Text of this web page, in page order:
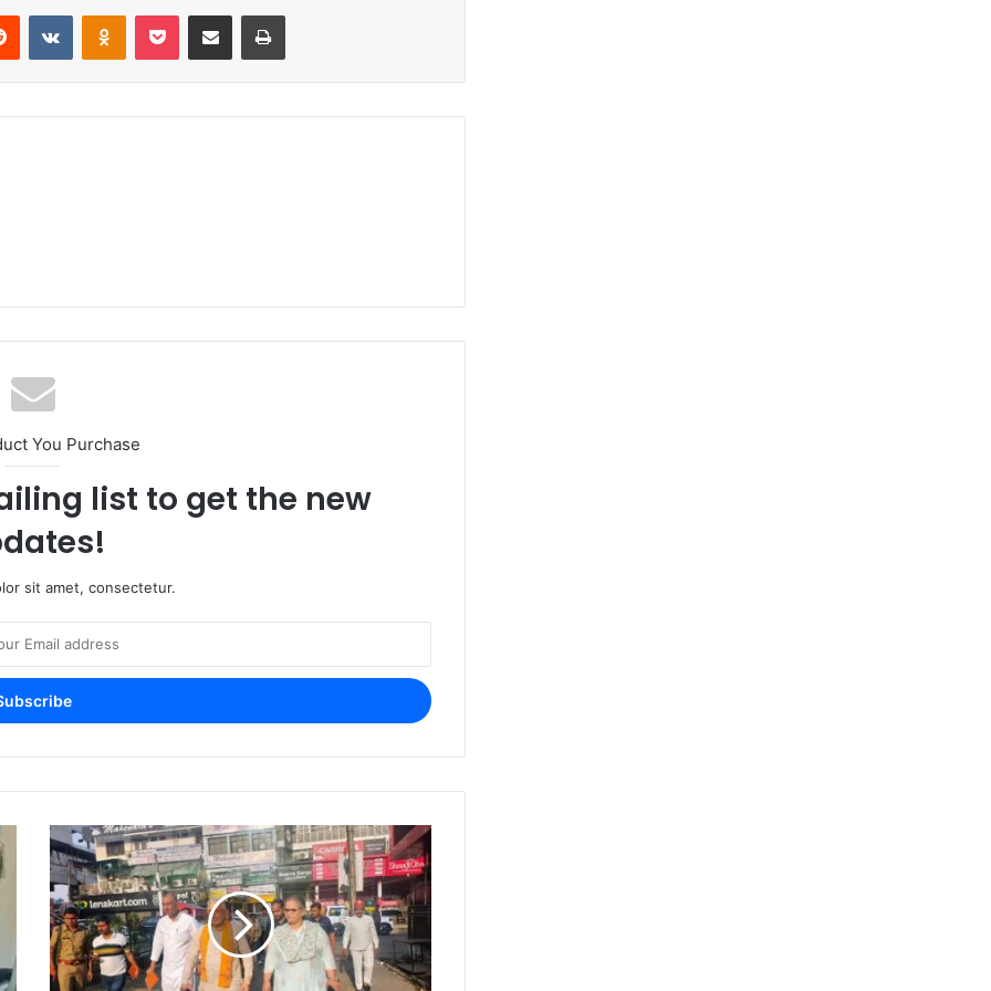
You Purchase
list to get the new
sit amet, consectetur.